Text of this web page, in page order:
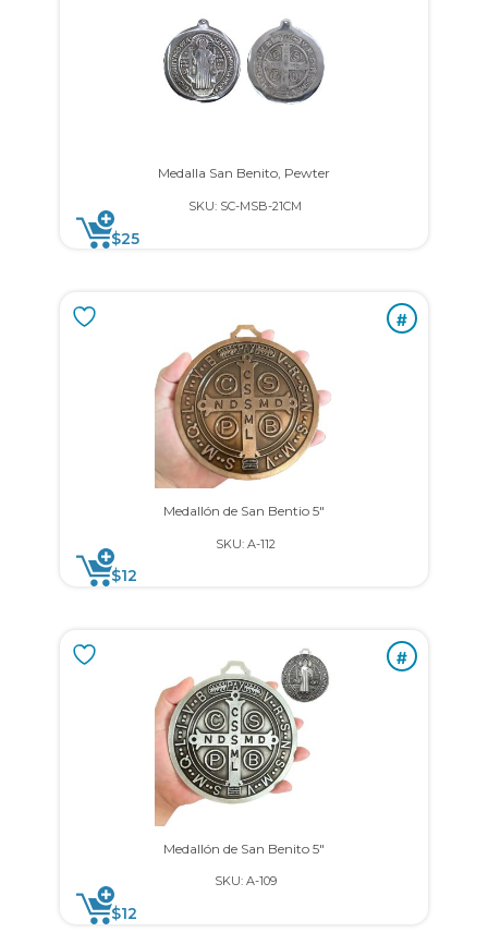
Medalla San Benito, Pewter
SKU: SC-MSB-21CM
$25
#
Medallón de San Bentio 5″
SKU: A-112
$12
#
Medallón de San Benito 5″
SKU: A-109
$12